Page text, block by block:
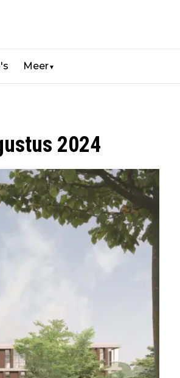
Meer▼
2024